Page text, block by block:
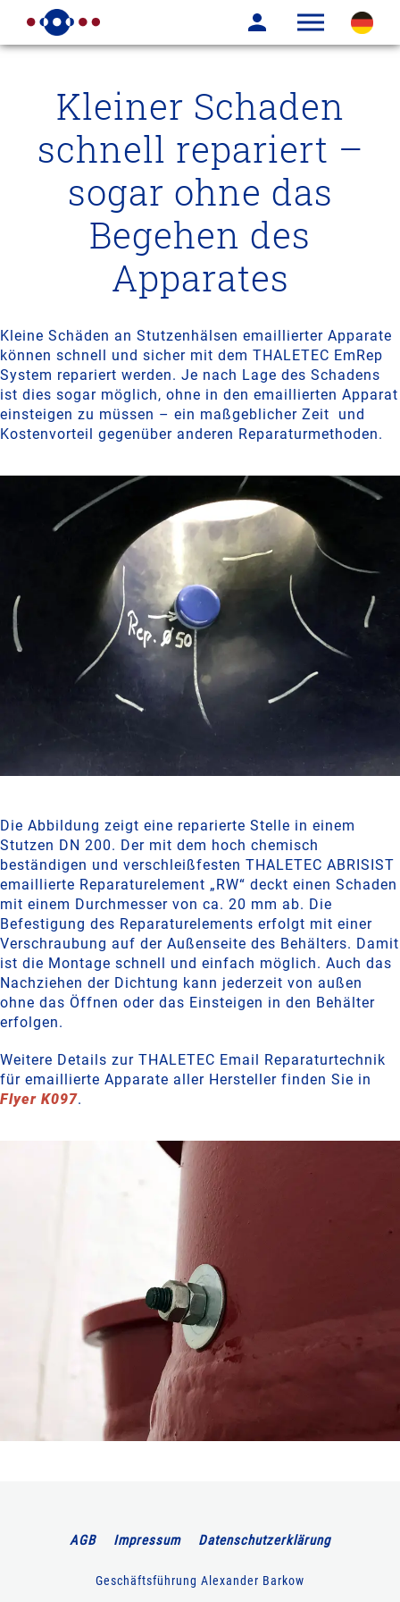
Kleiner Schaden
schnell repariert –
sogar ohne das
Begehen des
Apparates
Kleine Schäden an Stutzenhälsen emaillierter Apparate
können schnell und sicher mit dem THALETEC EmRep
System repariert werden. Je nach Lage des Schadens
ist dies sogar möglich, ohne in den emaillierten Apparat
einsteigen zu müssen – ein maßgeblicher Zeit und
Kostenvorteil gegenüber anderen Reparaturmethoden.
Die Abbildung zeigt eine reparierte Stelle in einem
Stutzen DN 200. Der mit dem hoch chemisch
beständigen und verschleißfesten THALETEC ABRISIST
emaillierte Reparaturelement „RW“ deckt einen Schaden
mit einem Durchmesser von ca. 20 mm ab. Die
Befestigung des Reparaturelements erfolgt mit einer
Verschraubung auf der Außenseite des Behälters. Damit
ist die Montage schnell und einfach möglich. Auch das
Nachziehen der Dichtung kann jederzeit von außen
ohne das Öffnen oder das Einsteigen in den Behälter
erfolgen.
Weitere Details zur THALETEC Email Reparaturtechnik
für emaillierte Apparate aller Hersteller finden Sie in
Flyer K097.
AGB Impressum Datenschutzerklärung
Geschäftsführung Alexander Barkow